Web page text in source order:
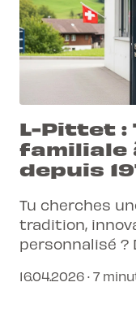
L-Pittet :
familiale
depuis
Tu cherches
tradition,
personnalisé ?
à obtenir ton
16.04.2026 · 7